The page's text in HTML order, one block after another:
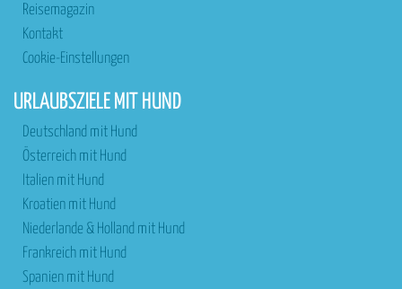
Reisemagazin
Kontakt
Cookie-Einstellungen
URLAUBSZIELE MIT HUND
Deutschland mit Hund
Österreich mit Hund
Italien mit Hund
Kroatien mit Hund
Niederlande & Holland mit Hund
Frankreich mit Hund
Spanien mit Hund